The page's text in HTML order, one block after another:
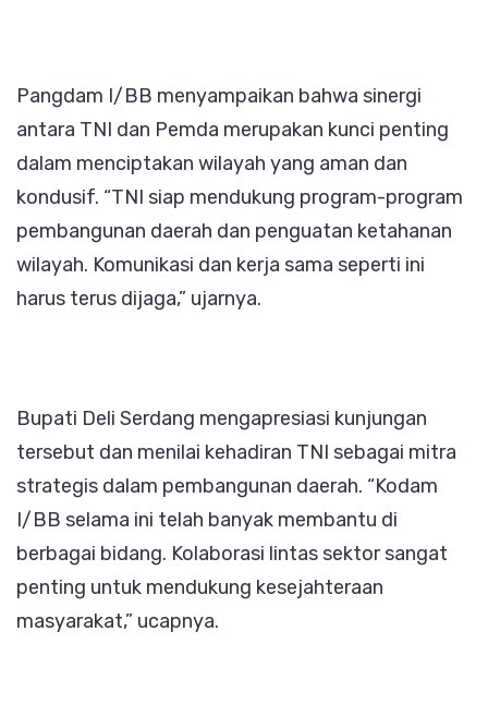
Pangdam I/BB menyampaikan bahwa sinergi
antara TNI dan Pemda merupakan kunci penting
dalam menciptakan wilayah yang aman dan
kondusif. “TNI siap mendukung program-program
pembangunan daerah dan penguatan ketahanan
wilayah. Komunikasi dan kerja sama seperti ini
harus terus dijaga,” ujarnya.
Bupati Deli Serdang mengapresiasi kunjungan
tersebut dan menilai kehadiran TNI sebagai mitra
strategis dalam pembangunan daerah. “Kodam
I/BB selama ini telah banyak membantu di
berbagai bidang. Kolaborasi lintas sektor sangat
penting untuk mendukung kesejahteraan
masyarakat,” ucapnya.